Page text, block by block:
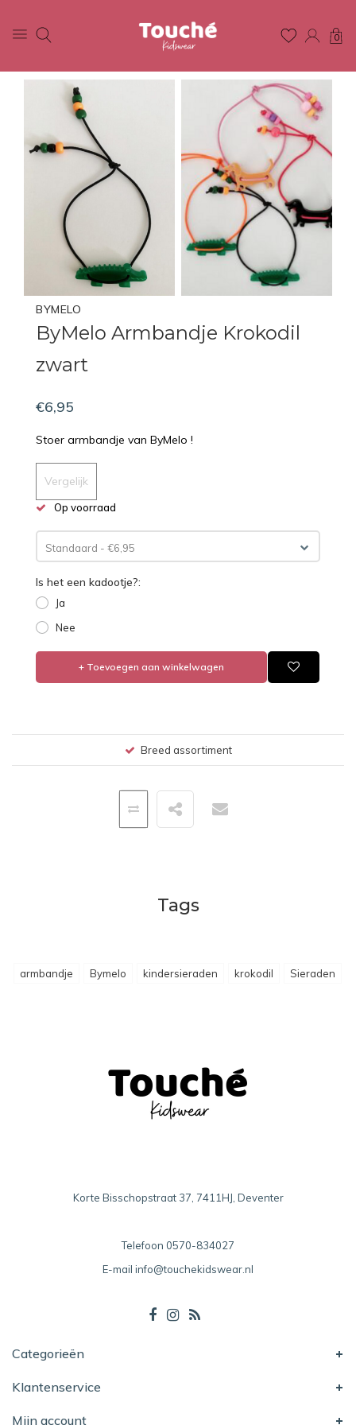
0
BYMELO
ByMelo Armbandje Krokodil
zwart
€6,95
Stoer armbandje van ByMelo !
Vergelijk
Op voorraad
Standaard - €6,95
Is het een kadootje?:
Ja
Nee
+ Toevoegen aan winkelwagen
Breed assortiment
Tags
armbandje Bymelo kindersieraden krokodil Sieraden
Korte Bisschopstraat 37, 7411HJ, Deventer
Telefoon 0570-834027
E-mail info@touchekidswear.nl
Categorieën
Klantenservice
Mijn account